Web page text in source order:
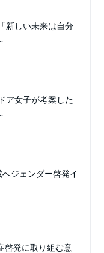
新しい未来は自分
ア女子が考案した
ジェンダー啓発イ
啓発に取り組む意